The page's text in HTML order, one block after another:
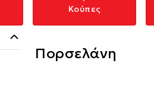
Κούπες
Πορσελάνη